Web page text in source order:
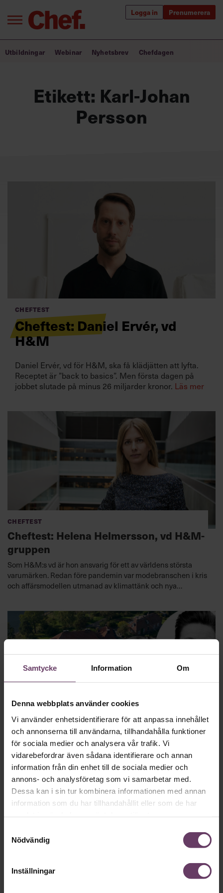
Samtycke Information Om
Denna webbplats använder cookies
Vi använder enhetsidentifierare för att anpassa innehållet
och annonserna till användarna, tillhandahålla funktioner
för sociala medier och analysera vår trafik. Vi
vidarebefordrar även sådana identifierare och annan
information från din enhet till de sociala medier och
annons- och analysföretag som vi samarbetar med.
Dessa kan i sin tur kombinera informationen med annan
information som du har tillhandahållit eller som de har
Nödvändig
Inställningar
Logga in Prenumerera
Logga in
Prenumerera
Villkor och policy för
personuppgiftsbehandling
Bra ledare förändrar världen
Utbildning för ledare
Chefakademin+
Utbildningar Webinar Nyhetsbrev Chefdagen
Etikett: Karl-Johan
Persson
Cheftest
Cheftest: Daniel Ervér, vd
H&M
Daniel Ervér, vd för H&M, ska få klädjätten att lyfta.
Receptet är ”back to basics”. Men första dagen på
jobbet slutade på minus 26 miljarder kronor. Läs mer
Cheftest
Cheftest: Helena Helmersson, vd H&M-
gruppen
Som H&M:s vd är hon ansvarig för ett av världens största
varumärken. Redan före pandemin var modebranschen i kris
och affärsmodellen utmanad av klimattänk och nya
Karriär
Här är orterna som skapar flest
toppchefer
Går framgångar i arv? Vilken roll har uppväxtmiljön för en
lyckad karriär, och var i landet är jordmånen bäst för
framtidens framgångsrika chefer? Chef gav sig ut i den
svenska geografin och fann överraskande svar.